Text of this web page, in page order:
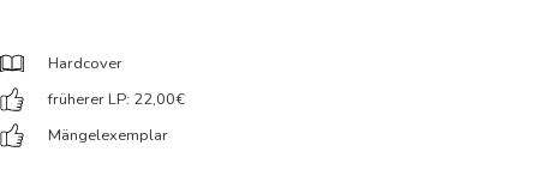
Hardcover
früherer LP: 22,00€
Mängelexemplar